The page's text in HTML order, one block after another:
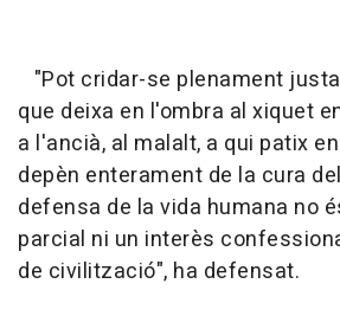
"Pot cridar-se plenament
que deixa en l'ombra al xiquet
a l'ancià, al malalt, a qui patix
depèn enterament de la cura
defensa de la vida humana no
parcial ni un interès
de civilització", ha defensat.